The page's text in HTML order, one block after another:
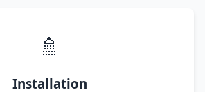
🚿
Installation